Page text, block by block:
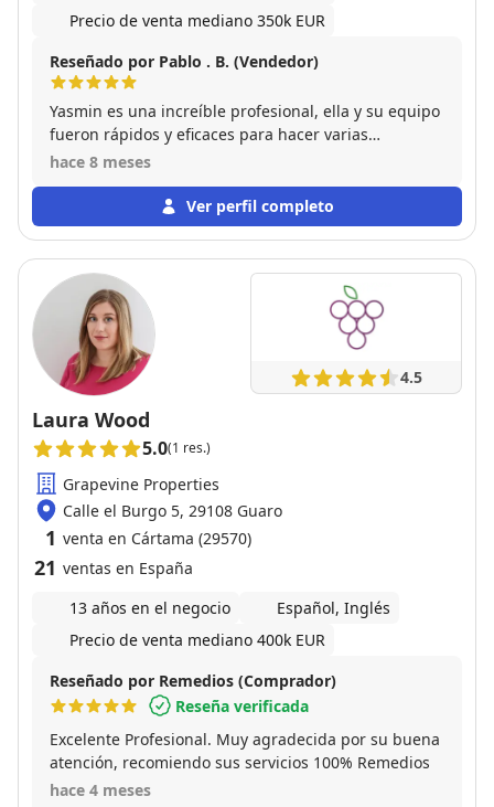
Precio de venta mediano 350k EUR
Reseñado por Pablo . B. (Vendedor)
Yasmin es una increíble profesional, ella y su equipo
fueron rápidos y eficaces para hacer varias
tasaciones. A demás derrochan auténtica calidad
hace 8 meses
Ver perfil completo
4.5
Laura Wood
5.0(1 res.)
Grapevine Properties
Calle el Burgo 5, 29108 Guaro
1 venta en Cártama (29570)
21 ventas en España
13 años en el negocio
Español, Inglés
Precio de venta mediano 400k EUR
Reseñado por Remedios (Comprador)
Reseña verificada
Excelente Profesional. Muy agradecida por su buena
atención, recomiendo sus servicios 100% Remedios
hace 4 meses